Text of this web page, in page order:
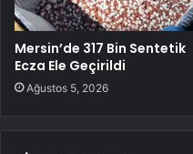
Mersin’de 317 Bin Sentetik
Ecza Ele Geçirildi
Ağustos 5, 2026